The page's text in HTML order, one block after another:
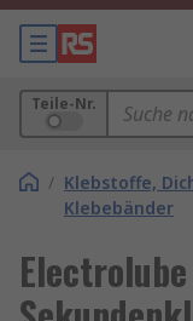
Teile-Nr.
/ Klebstoffe,
Klebebänder